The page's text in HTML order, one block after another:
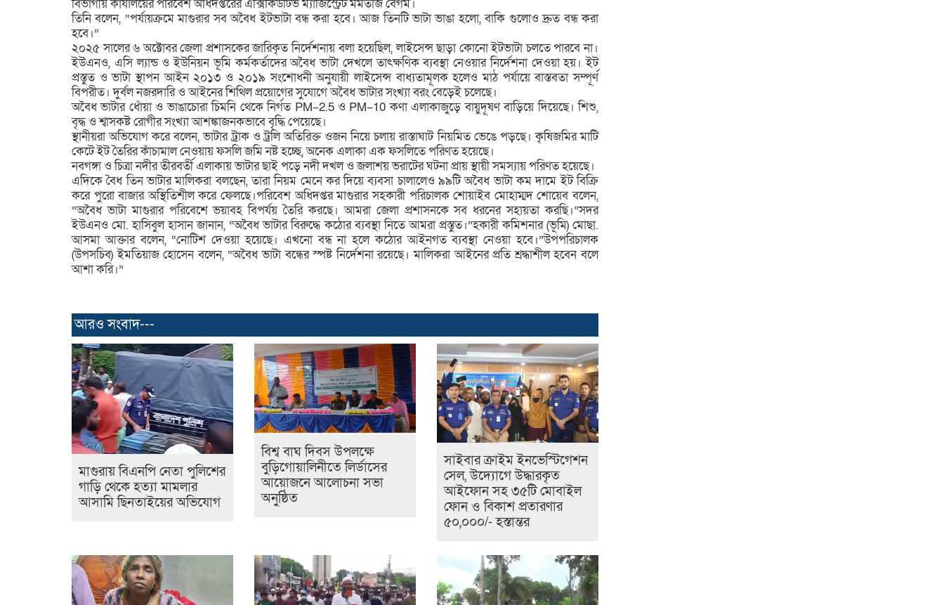
বিভাগীয় কার্যালয়ের পরিবেশ অধিদপ্তরের এক্সিকিউটিভ ম্যাজিস্ট্রেট মমতাজ বেগম।
তিনি বলেন, “পর্যায়ক্রমে মাগুরার সব অবৈধ ইটভাটা বন্ধ করা হবে। আজ তিনটি ভাটা ভাঙা হলো, বাকি গুলোও দ্রুত বন্ধ করা
হবে।”
২০২৫ সালের ৬ অক্টোবর জেলা প্রশাসকের জারিকৃত নির্দেশনায় বলা হয়েছিল, লাইসেন্স ছাড়া কোনো ইটভাটা চলতে পারবে না।
ইউএনও, এসি ল্যান্ড ও ইউনিয়ন ভূমি কর্মকর্তাদের অবৈধ ভাটা দেখলে তাৎক্ষণিক ব্যবস্থা নেওয়ার নির্দেশনা দেওয়া হয়। ইট
প্রস্তুত ও ভাটা স্থাপন আইন ২০১৩ ও ২০১৯ সংশোধনী অনুযায়ী লাইসেন্স বাধ্যতামূলক হলেও মাঠ পর্যায়ে বাস্তবতা সম্পূর্ণ
বিপরীত। দুর্বল নজরদারি ও আইনের শিথিল প্রয়োগের সুযোগে অবৈধ ভাটার সংখ্যা বরং বেড়েই চলেছে।
অবৈধ ভাটার ধোঁয়া ও ভাঙাচোরা চিমনি থেকে নির্গত PM–2.5 ও PM–10 কণা এলাকাজুড়ে বায়ুদূষণ বাড়িয়ে দিয়েছে। শিশু,
বৃদ্ধ ও শ্বাসকষ্ট রোগীর সংখ্যা আশঙ্কাজনকভাবে বৃদ্ধি পেয়েছে।
স্থানীয়রা অভিযোগ করে বলেন, ভাটার ট্রাক ও ট্রলি অতিরিক্ত ওজন নিয়ে চলায় রাস্তাঘাট নিয়মিত ভেঙে পড়ছে। কৃষিজমির মাটি
কেটে ইট তৈরির কাঁচামাল নেওয়ায় ফসলি জমি নষ্ট হচ্ছে, অনেক এলাকা এক ফসলিতে পরিণত হয়েছে।
নবগঙ্গা ও চিত্রা নদীর তীরবর্তী এলাকায় ভাটার ছাই পড়ে নদী দখল ও জলাশয় ভরাটের ঘটনা প্রায় স্থায়ী সমস্যায় পরিণত হয়েছে।
এদিকে বৈধ তিন ভাটার মালিকরা বলছেন, তারা নিয়ম মেনে কর দিয়ে ব্যবসা চালালেও ৯৯টি অবৈধ ভাটা কম দামে ইট বিক্রি
করে পুরো বাজার অস্থিতিশীল করে ফেলছে।পরিবেশ অধিদপ্তর মাগুরার সহকারী পরিচালক শোয়াইব মোহাম্মদ শোয়েব বলেন,
“অবৈধ ভাটা মাগুরার পরিবেশে ভয়াবহ বিপর্যয় তৈরি করছে। আমরা জেলা প্রশাসনকে সব ধরনের সহায়তা করছি।”সদর
ইউএনও মো. হাসিবুল হাসান জানান, “অবৈধ ভাটার বিরুদ্ধে কঠোর ব্যবস্থা নিতে আমরা প্রস্তুত।”হকারী কমিশনার (ভূমি) মোছা.
আসমা আক্তার বলেন, “নোটিশ দেওয়া হয়েছে। এখনো বন্ধ না হলে কঠোর আইনগত ব্যবস্থা নেওয়া হবে।”উপপরিচালক
(উপসচিব) ইমতিয়াজ হোসেন বলেন, “অবৈধ ভাটা বন্ধের স্পষ্ট নির্দেশনা রয়েছে। মালিকরা আইনের প্রতি শ্রদ্ধাশীল হবেন বলে
আশা করি।”
আরও সংবাদ---
মাগুরায় বিএনপি নেতা পুলিশের
গাড়ি থেকে হত্যা মামলার
আসামি ছিনতাইয়ের অভিযোগ
বিশ্ব বাঘ দিবস উপলক্ষে
বুড়িগোয়ালিনীতে লির্ডাসের
আয়োজনে আলোচনা সভা
অনুষ্ঠিত
সাইবার ক্রাইম ইনভেস্টিগেশন
সেল, উদ্যোগে উদ্ধারকৃত
আইফোন সহ ৩৫টি মোবাইল
ফোন ও বিকাশ প্রতারণার
৫০,০০০/- হস্তান্তর